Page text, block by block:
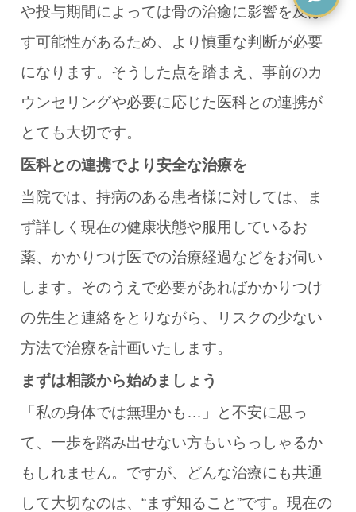
や投与期間によっては骨の治癒に影響を及ぼ
す可能性があるため、より慎重な判断が必要
になります。そうした点を踏まえ、事前のカ
ウンセリングや必要に応じた医科との連携が
とても大切です。
医科との連携でより安全な治療を
当院では、持病のある患者様に対しては、ま
ず詳しく現在の健康状態や服用しているお
薬、かかりつけ医での治療経過などをお伺い
します。そのうえで必要があればかかりつけ
の先生と連絡をとりながら、リスクの少ない
方法で治療を計画いたします。
まずは相談から始めましょう
「私の身体では無理かも…」と不安に思っ
て、一歩を踏み出せない方もいらっしゃるか
もしれません。ですが、どんな治療にも共通
して大切なのは、“まず知ること”です。現在の